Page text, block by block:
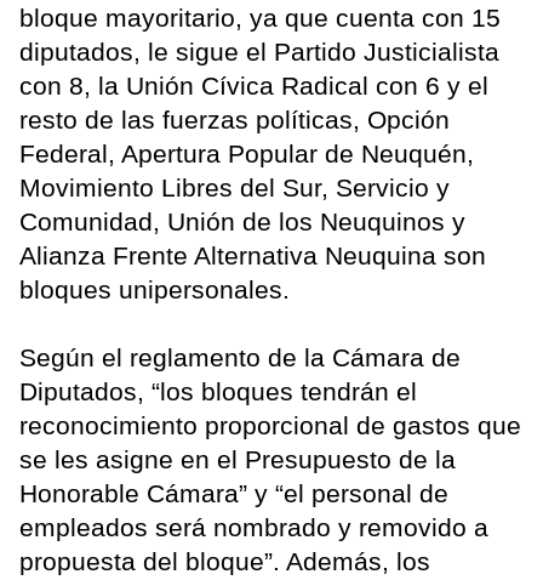
bloque mayoritario, ya que cuenta con 15
diputados, le sigue el Partido Justicialista
con 8, la Unión Cívica Radical con 6 y el
resto de las fuerzas políticas, Opción
Federal, Apertura Popular de Neuquén,
Movimiento Libres del Sur, Servicio y
Comunidad, Unión de los Neuquinos y
Alianza Frente Alternativa Neuquina son
bloques unipersonales.
Según el reglamento de la Cámara de
Diputados, “los bloques tendrán el
reconocimiento proporcional de gastos que
se les asigne en el Presupuesto de la
Honorable Cámara” y “el personal de
empleados será nombrado y removido a
propuesta del bloque”. Además, los